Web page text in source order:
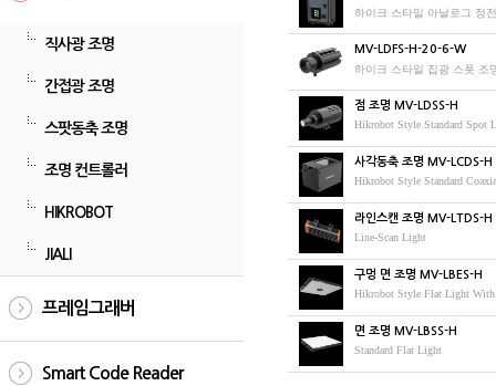
직사광 조명
간접광 조명
스팟동축 조명
조명 컨트롤러
HIKROBOT
JIALI
프레임그래버
Smart Code Reader
하이크 스타일 아날로그 정
MV-LDFS-H-20-6-W
하이크 스타일 집광 스폿 조
점 조명 MV-LDSS-H
Hikrobot Style Standard Spot
사각동축 조명 MV-LCDS-H
Hikrobot Style Standard
라인스캔 조명 MV-LTDS-H
Line-Scan Light
구멍 면 조명 MV-LBES-H
Hikrobot Style Flat Light
면 조명 MV-LBSS-H
Standard Flat Light